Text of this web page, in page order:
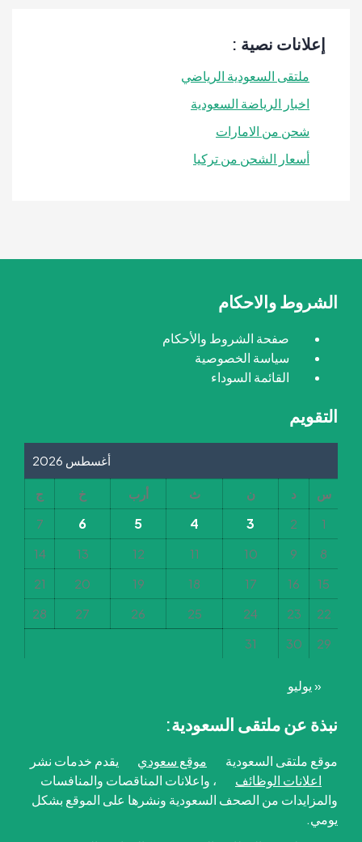
إعلانات نصية :
ملتقى السعودية الرياضي
اخبار الرياضة السعودية
شحن من الامارات
أسعار الشحن من تركيا
الشروط والاحكام
صفحة الشروط والأحكام
سياسة الخصوصية
القائمة السوداء
التقويم
أغسطس 2026
س د ن ث أرب خ
ج
1
2
3
4
5
6
7
8
9
10
11
12
13
14
15
16
17
18
19
20
21
22
23
24
25
26
27
28
29
30
31
« يوليو
نبذة عن ملتقى السعودية:
موقع ملتقى السعودية موقع سعودي
يقدم خدمات نشر
اعلانات الوظائف
، واعلانات المناقصات والمنافسات
والمزايدات من الصحف السعودية ونشرها على الموقع بشكل
يومي.